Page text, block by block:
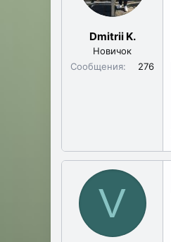
Dmitrii K.
Новичок
Сообщения
276
V